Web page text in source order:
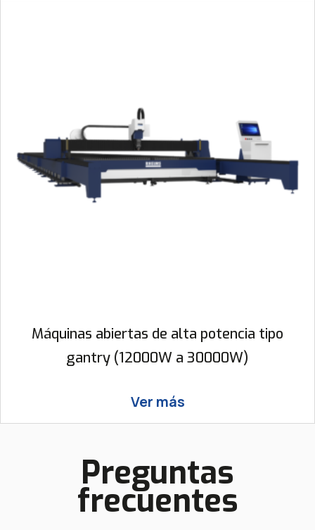
Máquinas abiertas de alta potencia tipo
gantry (12000W a 30000W)
Ver más
Preguntas
frecuentes